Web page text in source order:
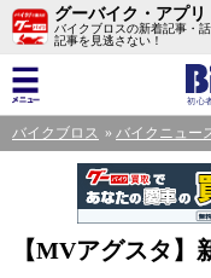
グーバイク・アプリ
バイクブロスの新着記事・
記事を見逃さない！
バイクブロス バイクニュー
【MVアグスタ